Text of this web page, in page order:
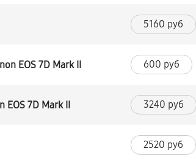
5160 руб
EOS 7D Mark II 600 руб
EOS 7D Mark II 3240 руб
2520 руб